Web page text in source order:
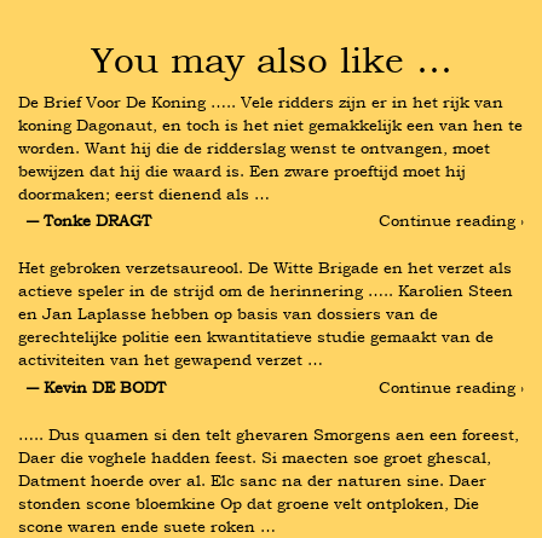
You may also like …
De Brief Voor De Koning ….. Vele ridders zijn er in het rijk van
koning Dagonaut, en toch is het niet gemakkelijk een van hen te
worden. Want hij die de ridderslag wenst te ontvangen, moet
bewijzen dat hij die waard is. Een zware proeftijd moet hij
doormaken; eerst dienend als …
― Tonke DRAGT
Continue reading ›
Het gebroken verzetsaureool. De Witte Brigade en het verzet als
actieve speler in de strijd om de herinnering ….. Karolien Steen
en Jan Laplasse hebben op basis van dossiers van de
gerechtelijke politie een kwantitatieve studie gemaakt van de
activiteiten van het gewapend verzet …
― Kevin DE BODT
Continue reading ›
….. Dus quamen si den telt ghevaren Smorgens aen een foreest,
Daer die voghele hadden feest. Si maecten soe groet ghescal,
Datment hoerde over al. Elc sanc na der naturen sine. Daer
stonden scone bloemkine Op dat groene velt ontploken, Die
scone waren ende suete roken …